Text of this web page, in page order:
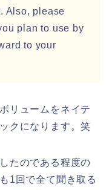
Also, please
plan to use by
to your
リュームをネイテ
クになります。笑
たのである程度の
1回で全て聞き取る